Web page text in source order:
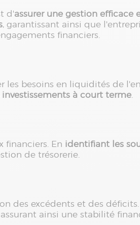
d'assurer une gestion
, garantissant ainsi que
financiers.
besoins en liquidités de
à court terme.
financiers. En identifiant les
de trésorerie.
des excédents et des
assurant ainsi une stabilité